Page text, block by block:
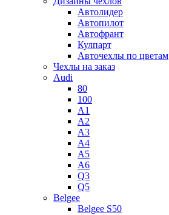
Автолидер
Автопилот
Автофрант
Кулпарт
Авточехлы по цветам
Чехлы на заказ
Audi
80
100
A1
A2
A3
A4
A5
A6
Q3
Q5
Belgee
Belgee S50